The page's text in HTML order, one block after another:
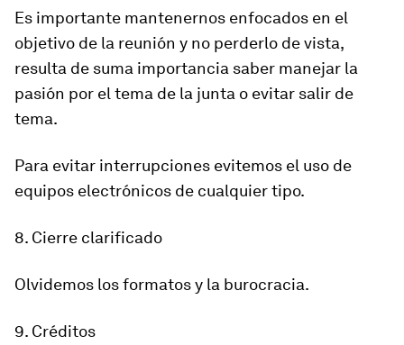
Es importante mantenernos enfocados en el
objetivo de la reunión y no perderlo de vista,
resulta de suma importancia saber manejar la
pasión por el tema de la junta o evitar salir de
tema.
Para evitar interrupciones evitemos el uso de
equipos electrónicos de cualquier tipo.
8. Cierre clarificado
Olvidemos los formatos y la burocracia.
9. Créditos